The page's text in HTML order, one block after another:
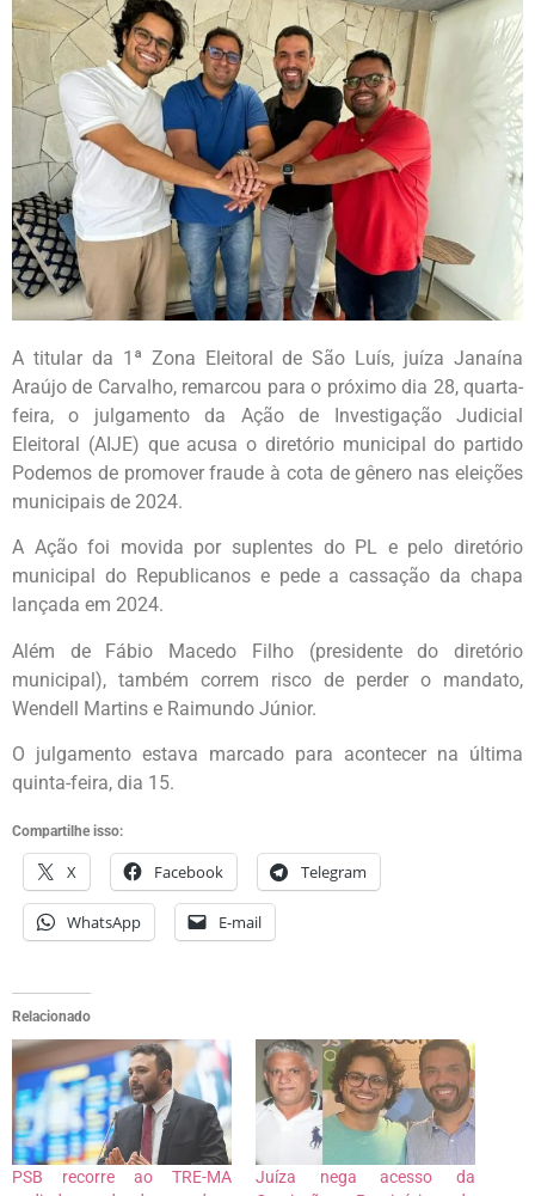
A titular da 1ª Zona Eleitoral de São Luís, juíza Janaína
Araújo de Carvalho, remarcou para o próximo dia 28, quarta-
feira, o julgamento da Ação de Investigação Judicial
Eleitoral (AIJE) que acusa o diretório municipal do partido
Podemos de promover fraude à cota de gênero nas eleições
municipais de 2024.
A Ação foi movida por suplentes do PL e pelo diretório
municipal do Republicanos e pede a cassação da chapa
lançada em 2024.
Além de Fábio Macedo Filho (presidente do diretório
municipal), também correm risco de perder o mandato,
Wendell Martins e Raimundo Júnior.
O julgamento estava marcado para acontecer na última
quinta-feira, dia 15.
Compartilhe isso:
X Facebook Telegram
WhatsApp E-mail
Relacionado
PSB recorre ao TRE-MA
Juíza nega acesso da